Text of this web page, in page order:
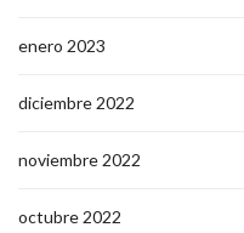
enero 2023
diciembre 2022
noviembre 2022
octubre 2022